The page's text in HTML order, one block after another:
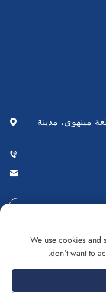
مينهوي، مدينة
المحدودة. جميع
We use cookies and
don't want to